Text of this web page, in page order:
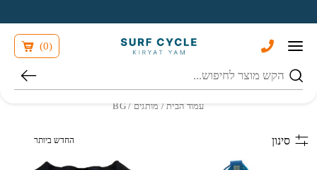
חיפוש
(
0
)
עמוד הבית/ מותגים / BG
סינון